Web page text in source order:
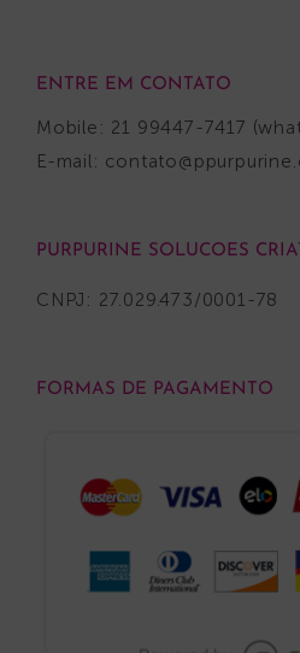
ENTRE EM CONTATO
Mobile: 21 99447-7417
E-mail:
PURPURINE SOLUCOES
CNPJ: 27.029.473/0001-78
FORMAS DE PAGAMENTO